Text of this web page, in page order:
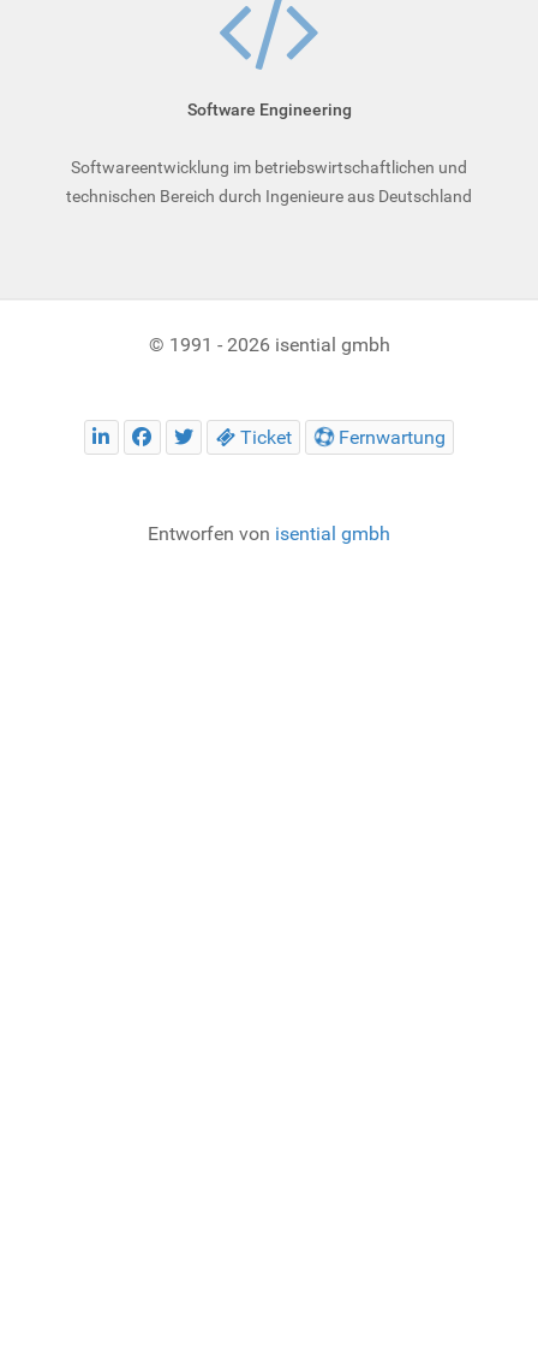
Soft­ware­ Engineering
Softwareentwicklung im betriebswirtschaftlichen und
technischen Bereich durch Ingenieure aus Deutschland
© 1991 - 2026 isential gmbh
Ticket Fernwartung
Entworfen von isential gmbh